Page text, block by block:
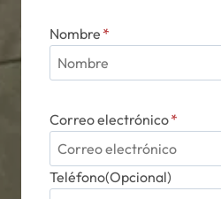
Nombre *
Correo electrónico*
Teléfono(Opcional)